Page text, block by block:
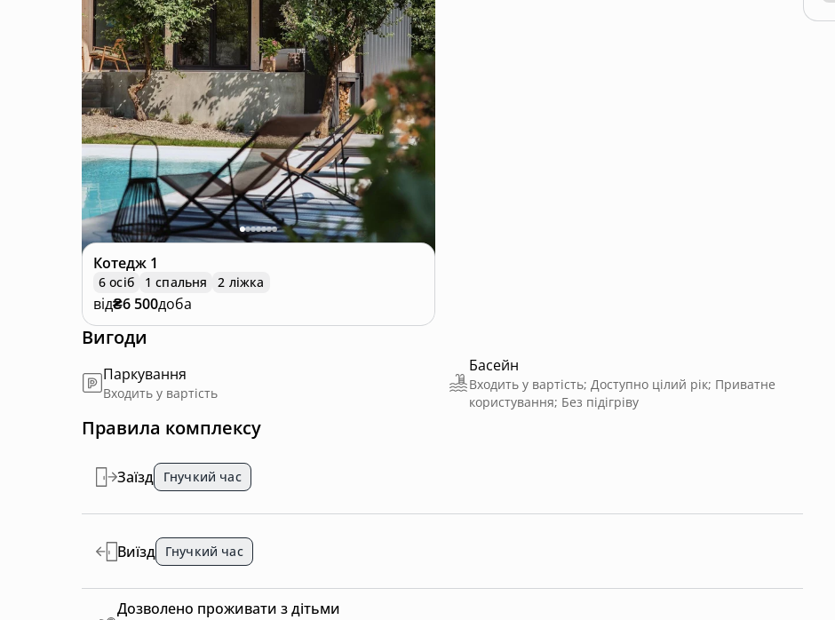
Котедж 1
6 осіб 1 спальня 2 ліжка
від₴6 500доба
Вигоди
Паркування
Входить у вартість
Басейн
Входить у вартість; Доступно цілий рік; Приватне
користування; Без підігріву
Правила комплексу
Заїзд Гнучкий час
Виїзд Гнучкий час
Дозволено проживати з дітьми